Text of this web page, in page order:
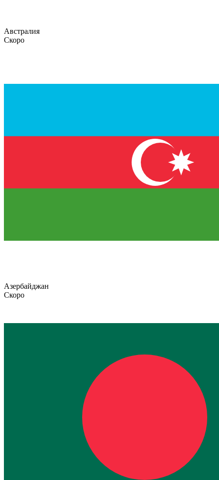
Австралия
Скоро
Азербайджан
Скоро